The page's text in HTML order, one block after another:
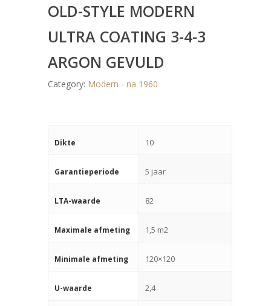
OLD-STYLE MODERN
ULTRA COATING 3-4-3
ARGON GEVULD
Category: Modern - na 1960
Dikte 10
Garantieperiode 5 jaar
LTA-waarde 82
Maximale afmeting 1,5 m2
Minimale afmeting 120×120
U-waarde 2,4